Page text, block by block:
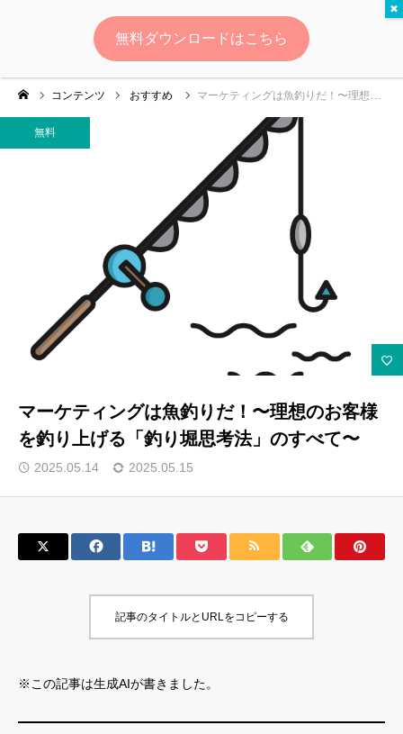
無料
コンテンツ おすすめ マーケティングは魚釣りだ！〜理想のお客様を釣り上げる「釣り堀思考法」のすべて〜
無料
マーケティングは魚釣りだ！〜理想のお客様
を釣り上げる「釣り堀思考法」のすべて〜
2025.05.14 2025.05.15
記事のタイトルとURLをコピーする
※この記事は生成AIが書きました。
ログイン 会員登録
ゆいマーケとは？
イベント・セミナー情報
コンテンツ
LINEお友達登録
サロン会員登録
特定商取引法
よくあるご質問
運営会社
マーケティング用語集
無料ダウンロードはこちら